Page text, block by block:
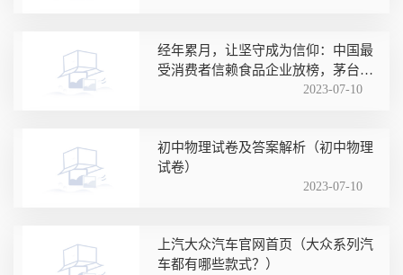
经年累月，让坚守成为信仰：中国最
受消费者信赖食品企业放榜，茅台酒
2023-07-10
初中物理试卷及答案解析（初中物理
试卷）
2023-07-10
上汽大众汽车官网首页（大众系列汽
车都有哪些款式？）